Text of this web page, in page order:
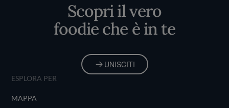
Scopri il vero
foodie che è in te
UNISCITI
ESPLORA PER
MAPPA